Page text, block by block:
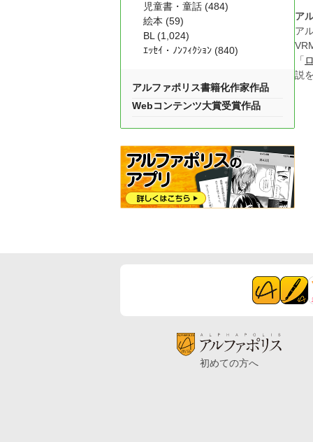
ア
ア
「
説
児童書・童話 (484)
絵本 (59)
BL (1,024)
ｴｯｾｲ・ﾉﾝﾌｨｸｼｮﾝ (840)
アルファポリス書籍化作家作品
Webコンテンツ大賞受賞作品
初めての方へ